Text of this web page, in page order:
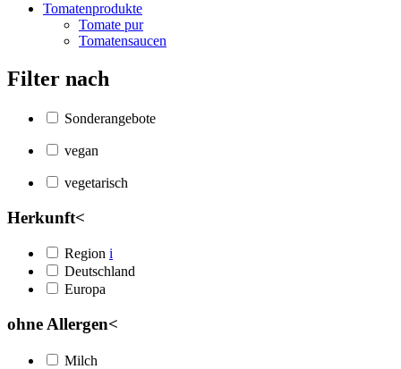
Tomatenprodukte
Tomate pur
Tomatensaucen
Filter nach
Sonderangebote
vegan
vegetarisch
Herkunft<
Region i
Deutschland
Europa
ohne Allergen<
Milch